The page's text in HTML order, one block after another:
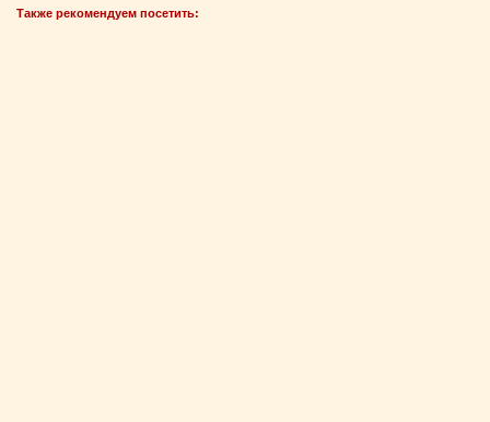
Также рекомендуем посетить: